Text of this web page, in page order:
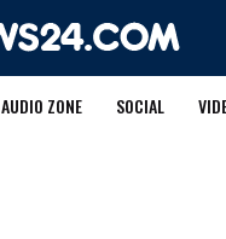
AUDIO ZONE SOCIAL